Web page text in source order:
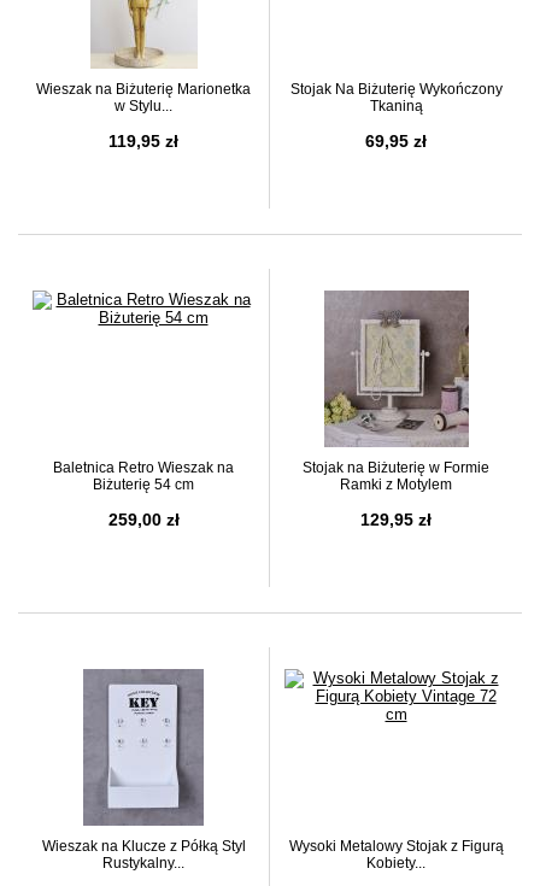
Wieszak na Biżuterię Marionetka
w Stylu...
119,95 zł
Stojak Na Biżuterię Wykończony
Tkaniną
69,95 zł
Baletnica Retro Wieszak na
Biżuterię 54 cm
259,00 zł
Stojak na Biżuterię w Formie
Ramki z Motylem
129,95 zł
Wieszak na Klucze z Półką Styl
Rustykalny...
Wysoki Metalowy Stojak z Figurą
Kobiety...